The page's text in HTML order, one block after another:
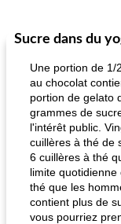
Marques de confiance:
fiesta tostadas
Sucre dans du
Une portion de 1/
au chocolat
portion de gelato
grammes de
l'intérêt public.
cuillères à thé de
6 cuillères à thé
limite
thé que les
contient plus de
vous pourriez